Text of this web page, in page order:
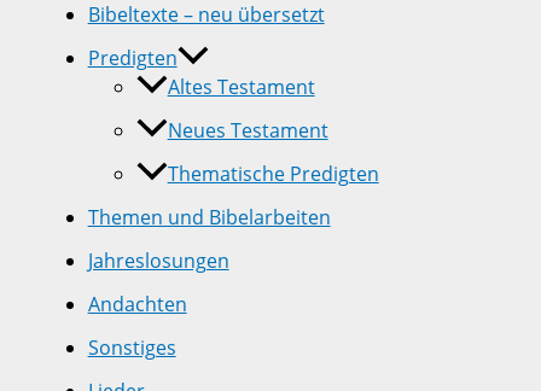
Bibeltexte – neu übersetzt
Predigten
Altes Testament
Neues Testament
Thematische Predigten
Themen und Bibelarbeiten
Jahreslosungen
Andachten
Sonstiges